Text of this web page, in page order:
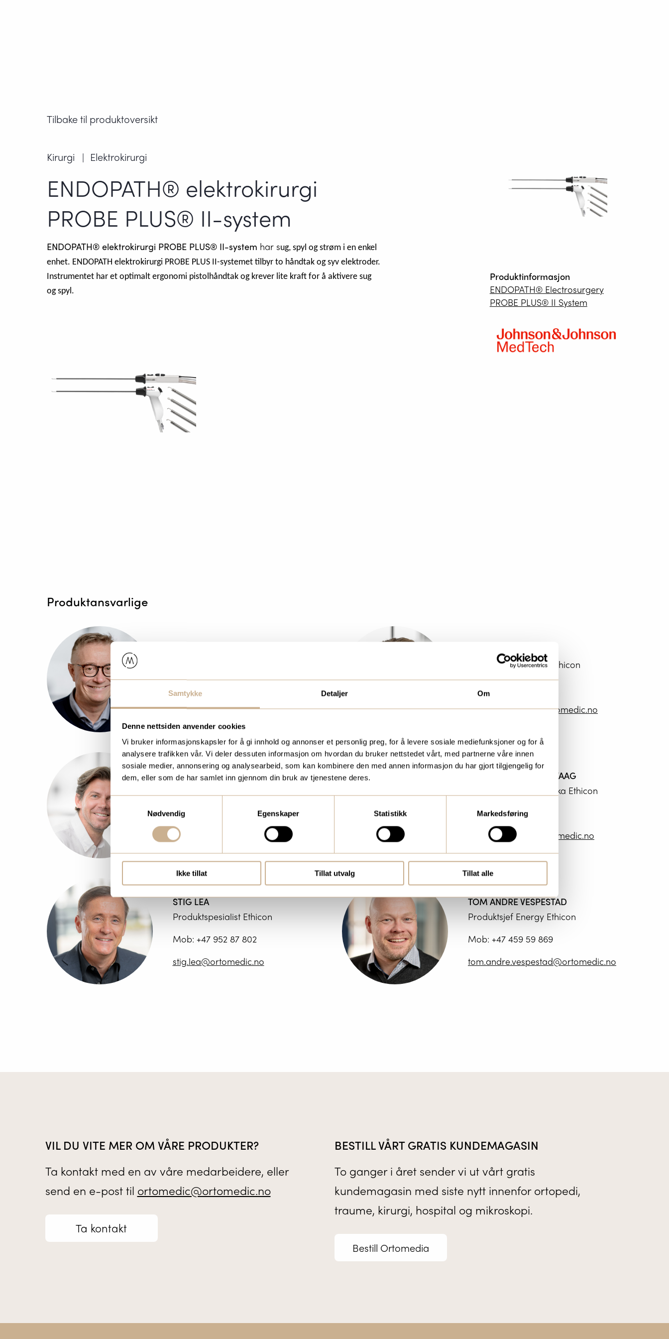
Samtykke Detaljer Om
Denne nettsiden anvender cookies
Vi bruker informasjonskapsler for å gi innhold og annonser et personlig preg, for å levere sosiale mediefunksjoner og for å
analysere trafikken vår. Vi deler dessuten informasjon om hvordan du bruker nettstedet vårt, med partnerne våre innen
sosiale medier, annonsering og analysearbeid, som kan kombinere den med annen informasjon du har gjort tilgjengelig for
dem, eller som de har samlet inn gjennom din bruk av tjenestene deres.
Samtykkevalg
Nødvendig
Egenskaper Statistikk Markedsføring
Ikke tillat Tillat utvalg Tillat alle
Tilbake til produktoversikt
Kirurgi Elektrokirurgi
ENDOPATH® elektrokirurgi
PROBE PLUS® II-system
ENDOPATH® elektrokirurgi PROBE PLUS® II-system har sug, spyl og strøm i en enkel
enhet. ENDOPATH elektrokirurgi PROBE PLUS II-systemet tilbyr to håndtak og syv elektroder.
Instrumentet har et optimalt ergonomi pistolhåndtak og krever lite kraft for å aktivere sug
og spyl.
Produktinformasjon
ENDOPATH® Electrosurgery
PROBE PLUS® II System
Produktansvarlige
bjorn.frode.royr@ortomedic.no
Produktsjef Stapling Ethicon
jonas.stromberg@ortomedic.no
MAGNUS BREVIG
Mob:
magnus.brevig@ortomedic.no
PETTER BJERKE FÆREVAAG
Produktsjef Hemostatika Ethicon
Mob:+47 922 44 809
petter.farevaag@ortomedic.no
STIG LEA
Produktspesialist Ethicon
Mob: +47 952 87 802
stig.lea@ortomedic.no
TOM ANDRE VESPESTAD
Produktsjef Energy Ethicon
Mob: +47 459 59 869
tom.andre.vespestad@ortomedic.no
VIL DU VITE MER OM VÅRE PRODUKTER?
Ta kontakt med en av våre medarbeidere, eller
send en e-post til ortomedic@ortomedic.no
Ta kontakt
BESTILL VÅRT GRATIS KUNDEMAGASIN
To ganger i året sender vi ut vårt gratis
kundemagasin med siste nytt innenfor ortopedi,
traume, kirurgi, hospital og mikroskopi.
Bestill Ortomedia